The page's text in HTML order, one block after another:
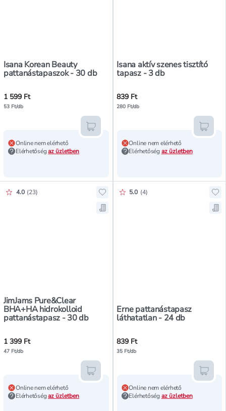
Isana Korean Beauty
pattanástapaszok - 30 db
1 599 Ft
53 Ft/db
Online nem elérhető
Elérhetőségaz üzletben
Kosárba teszem
Isana aktív szenes tisztító
tapasz - 3 db
839 Ft
280 Ft/db
Online nem elérhető
Elérhetőség az üzletben
JimJams Pure&Clear
BHA+HA hidrokolloid
pattanástapasz - 30 db
Értékelés pontszáma:
4.0 (23)
Hozzáadás a kedvencekhez,
Mentés a bevásárló listára,
1 399 Ft
47 Ft/db
Online nem elérhető
Elérhetőségaz üzletben
Kosárba teszem
Erne pattanástapasz
láthatatlan - 24 db
Értékelés pontszáma:
5.0 (4)
839 Ft
35 Ft/db
Online nem elérhető
Elérhetőség az üzletben